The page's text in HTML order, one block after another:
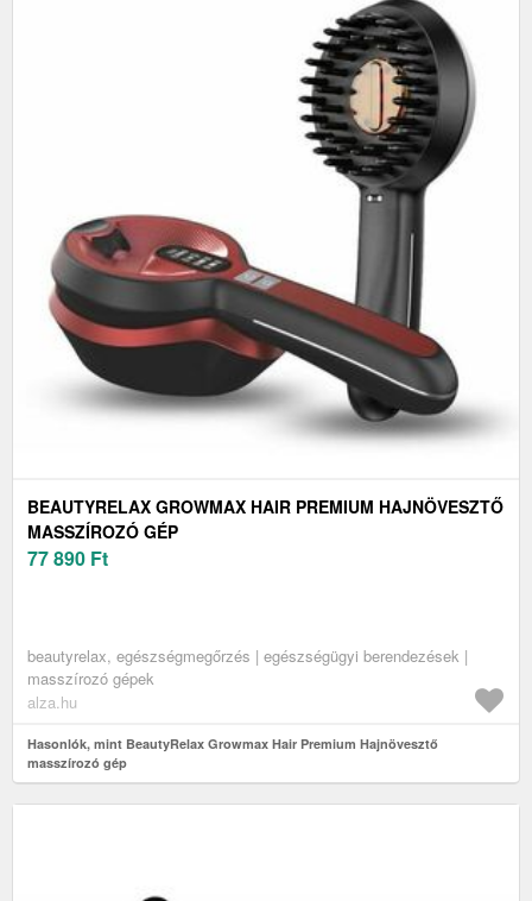
BEAUTYRELAX GROWMAX HAIR PREMIUM HAJNÖVESZTŐ
MASSZÍROZÓ GÉP
77 890 Ft
beautyrelax, egészségmegőrzés | egészségügyi berendezések |
masszírozó gépek
alza.hu
Hasonlók, mint BeautyRelax Growmax Hair Premium Hajnövesztő
masszírozó gép